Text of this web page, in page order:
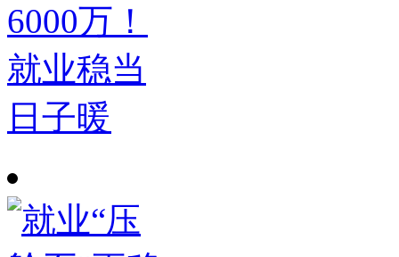
6000万！
就业稳当
日子暖